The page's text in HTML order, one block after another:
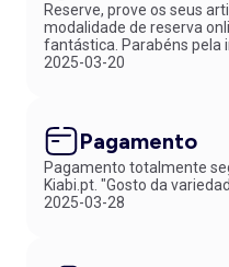
Reserve, prove os seus
modalidade de reserva
fantástica. Parabéns pela
2025-03-20
Pagamento
Pagamento totalmente
Kiabi.pt. "Gosto da
2025-03-28